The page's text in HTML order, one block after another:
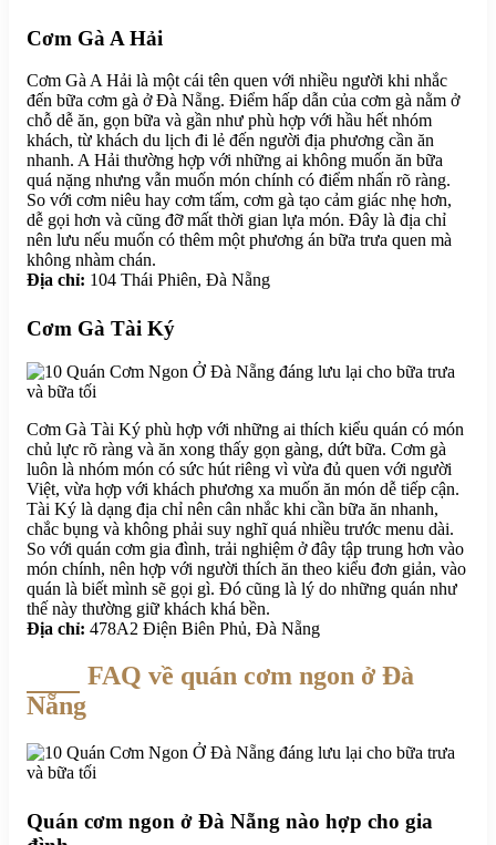
Cơm Gà A Hải
Cơm Gà A Hải là một cái tên quen với nhiều người khi nhắc
đến bữa cơm gà ở Đà Nẵng. Điểm hấp dẫn của cơm gà nằm ở
chỗ dễ ăn, gọn bữa và gần như phù hợp với hầu hết nhóm
khách, từ khách du lịch đi lẻ đến người địa phương cần ăn
nhanh. A Hải thường hợp với những ai không muốn ăn bữa
quá nặng nhưng vẫn muốn món chính có điểm nhấn rõ ràng.
So với cơm niêu hay cơm tấm, cơm gà tạo cảm giác nhẹ hơn,
dễ gọi hơn và cũng đỡ mất thời gian lựa món. Đây là địa chỉ
nên lưu nếu muốn có thêm một phương án bữa trưa quen mà
không nhàm chán.
Địa chỉ: 104 Thái Phiên, Đà Nẵng
Cơm Gà Tài Ký
Cơm Gà Tài Ký phù hợp với những ai thích kiểu quán có món
chủ lực rõ ràng và ăn xong thấy gọn gàng, dứt bữa. Cơm gà
luôn là nhóm món có sức hút riêng vì vừa đủ quen với người
Việt, vừa hợp với khách phương xa muốn ăn món dễ tiếp cận.
Tài Ký là dạng địa chỉ nên cân nhắc khi cần bữa ăn nhanh,
chắc bụng và không phải suy nghĩ quá nhiều trước menu dài.
So với quán cơm gia đình, trải nghiệm ở đây tập trung hơn vào
món chính, nên hợp với người thích ăn theo kiểu đơn giản, vào
quán là biết mình sẽ gọi gì. Đó cũng là lý do những quán như
thế này thường giữ khách khá bền.
Địa chỉ: 478A2 Điện Biên Phủ, Đà Nẵng
FAQ về quán cơm ngon ở Đà
Nẵng
Quán cơm ngon ở Đà Nẵng nào hợp cho gia